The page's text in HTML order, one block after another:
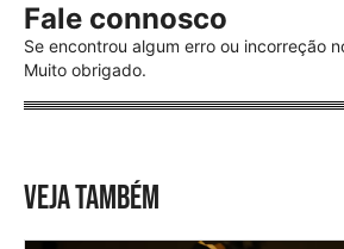
Fale connosco
Se encontrou algum erro ou incorreção
Muito obrigado.
VEJA TAMBÉM